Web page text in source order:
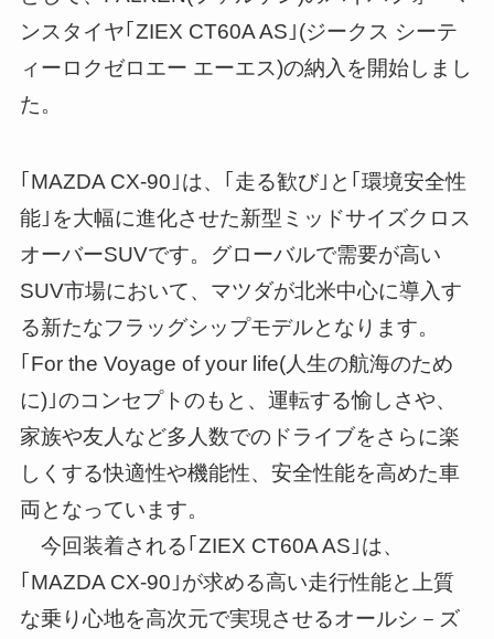
ンスタイヤ｢ZIEX CT60A AS｣(ジークス シーテ
ィーロクゼロエー エーエス)の納入を開始しまし
た。
｢MAZDA CX-90｣は、｢走る歓び｣と｢環境安全性
能｣を大幅に進化させた新型ミッドサイズクロス
オーバーSUVです。グローバルで需要が高い
SUV市場において、マツダが北米中心に導入す
る新たなフラッグシップモデルとなります。
｢For the Voyage of your life(人生の航海のため
に)｣のコンセプトのもと、運転する愉しさや、
家族や友人など多人数でのドライブをさらに楽
しくする快適性や機能性、安全性能を高めた車
両となっています。
今回装着される｢ZIEX CT60A AS｣は、
｢MAZDA CX-90｣が求める高い走行性能と上質
な乗り心地を高次元で実現させるオールシ－ズ